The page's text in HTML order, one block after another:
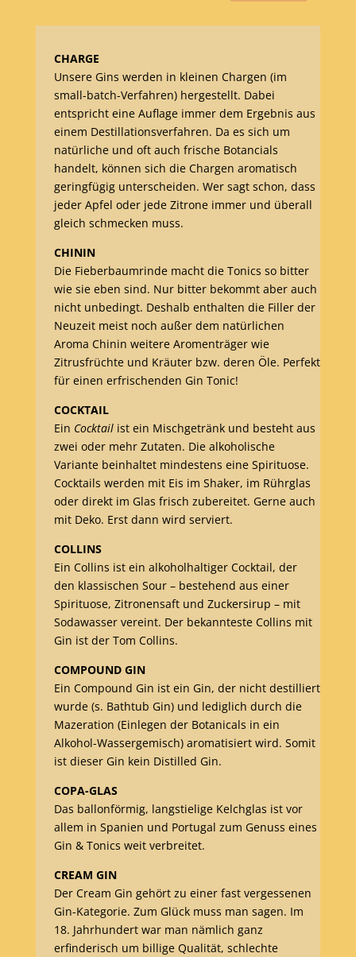
CHARGE
Unsere Gins werden in kleinen Chargen (im
small-batch-Verfahren) hergestellt. Dabei
entspricht eine Auflage immer dem Ergebnis aus
einem Destillationsverfahren. Da es sich um
natürliche und oft auch frische Botancials
handelt, können sich die Chargen aromatisch
geringfügig unterscheiden. Wer sagt schon, dass
jeder Apfel oder jede Zitrone immer und überall
gleich schmecken muss.
CHININ
Die Fieberbaumrinde macht die Tonics so bitter
wie sie eben sind. Nur bitter bekommt aber auch
nicht unbedingt. Deshalb enthalten die Filler der
Neuzeit meist noch außer dem natürlichen
Aroma Chinin weitere Aromenträger wie
Zitrusfrüchte und Kräuter bzw. deren Öle. Perfekt
für einen erfrischenden Gin Tonic!
COCKTAIL
Ein Cocktailist ein Mischgetränk und besteht aus
zwei oder mehr Zutaten. Die alkoholische
Variante beinhaltet mindestens eine Spirituose.
Cocktails werden mit Eis im Shaker, im Rührglas
oder direkt im Glas frisch zubereitet. Gerne auch
mit Deko. Erst dann wird serviert.
COLLINS
Ein Collins ist ein alkoholhaltiger Cocktail, der
den klassischen Sour – bestehend aus einer
Spirituose, Zitronensaft und Zuckersirup – mit
Sodawasser vereint. Der bekannteste Collins mit
Gin ist der Tom Collins.
COMPOUND GIN
Ein Compound Gin ist ein Gin, der nicht destilliert
wurde (s. Bathtub Gin) und lediglich durch die
Mazeration (Einlegen der Botanicals in ein
Alkohol-Wassergemisch) aromatisiert wird. Somit
ist dieser Gin kein Distilled Gin.
COPA-GLAS
Das ballonförmig, langstielige Kelchglas ist vor
allem in Spanien und Portugal zum Genuss eines
Gin & Tonics weit verbreitet.
CREAM GIN
Der Cream Gin gehört zu einer fast vergessenen
Gin-Kategorie. Zum Glück muss man sagen. Im
18. Jahrhundert war man nämlich ganz
erfinderisch um billige Qualität, schlechte